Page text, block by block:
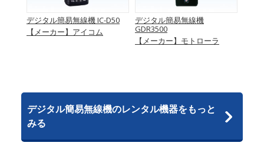
デジタル簡易無線機 IC-D50
【メーカー】アイコム
デジタル簡易無線機
GDR3500
【メーカー】モトローラ
デジタル簡易無線機のレンタル機器をもっと
みる